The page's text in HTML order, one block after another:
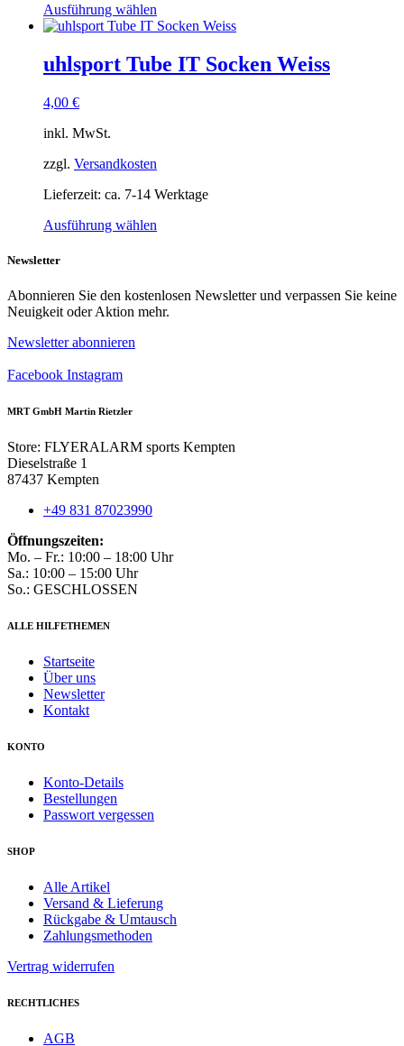
Ausführung wählen
Produkt
mehrere
Varianten
der
Produktseite
gewählt
uhlsport Tube IT Socken Weiss
4,00 €
inkl. MwSt.
zzgl. Versandkosten
Lieferzeit: ca. 7-14 Werktage
Ausführung wählen
Varianten
auf.
Die
Newsletter
Abonnieren Sie den kostenlosen Newsletter und verpassen Sie keine
Neuigkeit oder Aktion mehr.
Newsletter abonnieren
Facebook Instagram
MRT GmbH Martin Rietzler
Store: FLYERALARM sports Kempten
Dieselstraße 1
87437 Kempten
+49 831 87023990
Öffnungszeiten:
Mo. – Fr.: 10:00 – 18:00 Uhr
Sa.: 10:00 – 15:00 Uhr
So.: GESCHLOSSEN
ALLE HILFETHEMEN
Startseite
Über uns
Newsletter
Kontakt
KONTO
Konto-Details
Bestellungen
Passwort vergessen
SHOP
Alle Artikel
Versand & Lieferung
Rückgabe & Umtausch
Zahlungsmethoden
Vertrag widerrufen
RECHTLICHES
AGB